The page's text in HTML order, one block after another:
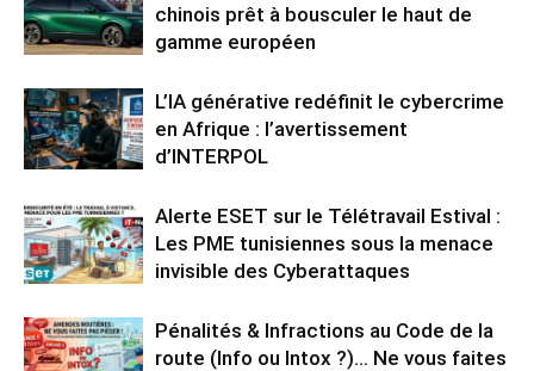
chinois prêt à bousculer le haut de
gamme européen
L’IA générative redéfinit le cybercrime
en Afrique : l’avertissement
d’INTERPOL
Alerte ESET sur le Télétravail Estival :
Les PME tunisiennes sous la menace
invisible des Cyberattaques
Pénalités & Infractions au Code de la
route (Info ou Intox ?)… Ne vous faites